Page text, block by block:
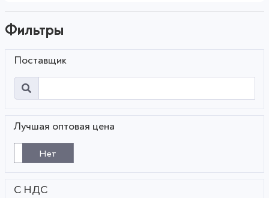
Фильтры
Поставщик
Лучшая оптовая цена
Нет
С НДС